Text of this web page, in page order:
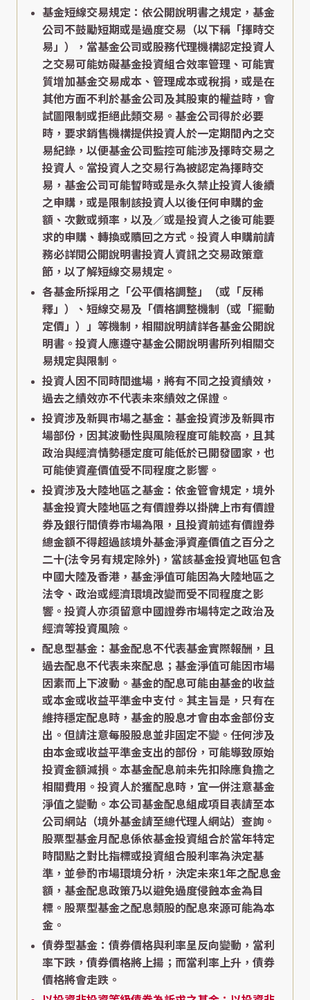
基金短線交易規定：依公開說明書之規定，基金
公司不鼓勵短期或是過度交易（以下稱「擇時交
易」），當基金公司或股務代理機構認定投資人
之交易可能妨礙基金投資組合效率管理、可能實
質增加基金交易成本、管理成本或稅捐，或是在
其他方面不利於基金公司及其股東的權益時，會
試圖限制或拒絕此類交易。基金公司得於必要
時，要求銷售機構提供投資人於一定期間內之交
易紀錄，以便基金公司監控可能涉及擇時交易之
投資人。當投資人之交易行為被認定為擇時交
易，基金公司可能暫時或是永久禁止投資人後續
之申購，或是限制該投資人以後任何申購的金
額、次數或頻率，以及／或是投資人之後可能要
求的申購、轉換或贖回之方式。投資人申購前請
務必詳閱公開說明書投資人資訊之交易政策章
節，以了解短線交易規定。
各基金所採用之「公平價格調整」（或「反稀
釋」）、短線交易及「價格調整機制（或「擺動
定價」）」等機制，相關說明請詳各基金公開說
明書。投資人應遵守基金公開說明書所列相關交
易規定與限制。
投資人因不同時間進場，將有不同之投資績效，
過去之績效亦不代表未來績效之保證。
投資涉及新興市場之基金：基金投資涉及新興市
場部份，因其波動性與風險程度可能較高，且其
政治與經濟情勢穩定度可能低於已開發國家，也
可能使資產價值受不同程度之影響。
投資涉及大陸地區之基金：依金管會規定，境外
基金投資大陸地區之有價證券以掛牌上市有價證
券及銀行間債券市場為限，且投資前述有價證券
總金額不得超過該境外基金淨資產價值之百分之
二十(法令另有規定除外)，當該基金投資地區包含
中國大陸及香港，基金淨值可能因為大陸地區之
法令、政治或經濟環境改變而受不同程度之影
響。投資人亦須留意中國證券市場特定之政治及
經濟等投資風險。
配息型基金：基金配息不代表基金實際報酬，且
過去配息不代表未來配息；基金淨值可能因市場
因素而上下波動。基金的配息可能由基金的收益
或本金或收益平準金中支付。其主旨是，只有在
維持穩定配息時，基金的股息才會由本金部份支
出。但請注意每股股息並非固定不變。任何涉及
由本金或收益平準金支出的部份，可能導致原始
投資金額減損。本基金配息前未先扣除應負擔之
相關費用。投資人於獲配息時，宜一併注意基金
淨值之變動。本公司基金配息組成項目表請至本
公司網站（境外基金請至總代理人網站）查詢。
股票型基金月配息係依基金投資組合於當年特定
時間點之對比指標或投資組合股利率為決定基
準，並參酌市場環境分析，決定未來1年之配息金
額，基金配息政策乃以避免過度侵蝕本金為目
標。股票型基金之配息類股的配息來源可能為本
金。
債券型基金：債券價格與利率呈反向變動，當利
率下跌，債券價格將上揚；而當利率上升，債券
價格將會走跌。